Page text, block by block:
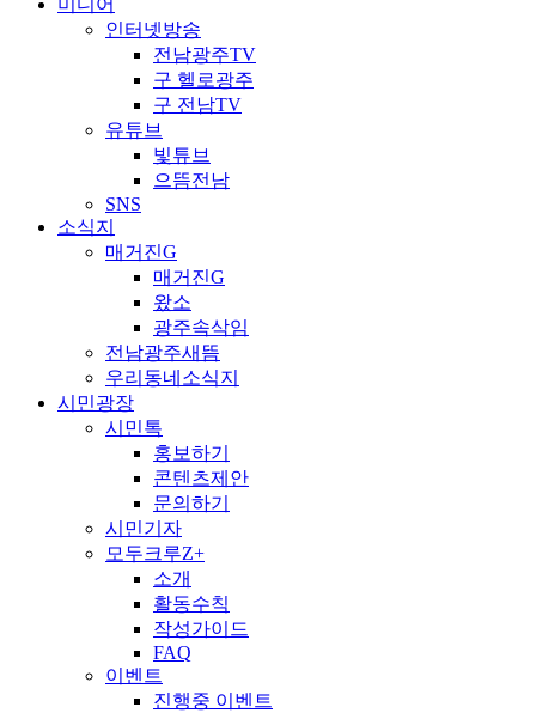
인터넷방송
전남광주TV
구 헬로광주
구 전남TV
유튜브
빛튜브
으뜸전남
SNS
소식지
매거진G
매거진G
왔소
광주속삭임
전남광주새뜸
우리동네소식지
시민광장
시민톡
홍보하기
콘텐츠제안
문의하기
시민기자
모두크루Z+
소개
활동수칙
작성가이드
FAQ
이벤트
진행중 이벤트